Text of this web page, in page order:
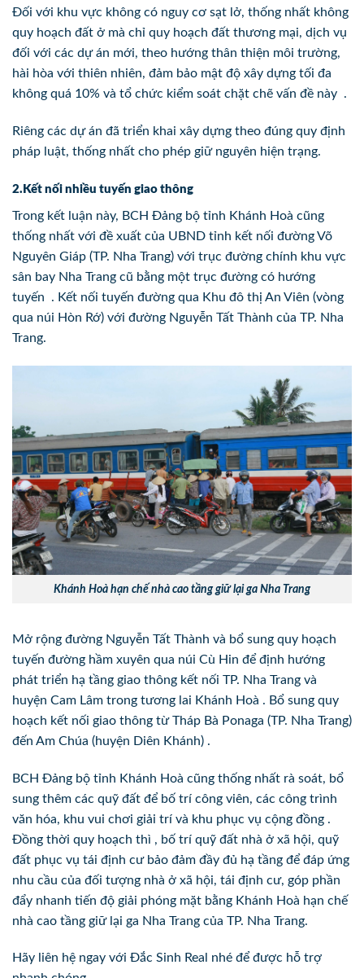
Đối với khu vực không có nguy cơ sạt lở, thống nhất không
quy hoạch đất ở mà chỉ quy hoạch đất thương mại, dịch vụ
đối với các dự án mới, theo hướng thân thiện môi trường,
hài hòa với thiên nhiên, đảm bảo mật độ xây dựng tối đa
không quá 10% và tổ chức kiểm soát chặt chẽ vấn đề này .
Riêng các dự án đã triển khai xây dựng theo đúng quy định
pháp luật, thống nhất cho phép giữ nguyên hiện trạng.
2.Kết nối nhiều tuyến giao thông
Trong kết luận này, BCH Đảng bộ tỉnh Khánh Hoà cũng
thống nhất với đề xuất của UBND tỉnh kết nối đường Võ
Nguyên Giáp (TP. Nha Trang) với trục đường chính khu vực
sân bay Nha Trang cũ bằng một trục đường có hướng
tuyến . Kết nối tuyến đường qua Khu đô thị An Viên (vòng
qua núi Hòn Rớ) với đường Nguyễn Tất Thành của TP. Nha
Trang.
Khánh Hoà hạn chế nhà cao tầng giữ lại ga Nha Trang
Mở rộng đường Nguyễn Tất Thành và bổ sung quy hoạch
tuyến đường hầm xuyên qua núi Cù Hin để định hướng
phát triển hạ tầng giao thông kết nối TP. Nha Trang và
huyện Cam Lâm trong tương lai Khánh Hoà . Bổ sung quy
hoạch kết nối giao thông từ Tháp Bà Ponaga (TP. Nha Trang)
đến Am Chúa (huyện Diên Khánh) .
BCH Đảng bộ tỉnh Khánh Hoà cũng thống nhất rà soát, bổ
sung thêm các quỹ đất để bố trí công viên, các công trình
văn hóa, khu vui chơi giải trí và khu phục vụ cộng đồng .
Đồng thời quy hoạch thì , bố trí quỹ đất nhà ở xã hội, quỹ
đất phục vụ tái định cư bảo đảm đầy đủ hạ tầng để đáp ứng
nhu cầu của đối tượng nhà ở xã hội, tái định cư, góp phần
đẩy nhanh tiến độ giải phóng mặt bằng Khánh Hoà hạn chế
nhà cao tầng giữ lại ga Nha Trang của TP. Nha Trang.
Hãy liên hệ ngay với Đắc Sinh Real nhé để được hỗ trợ